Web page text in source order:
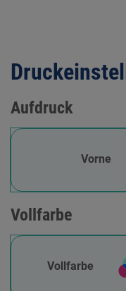
Aufdruck
Vorne
Vollfarbe
Vollfarbe